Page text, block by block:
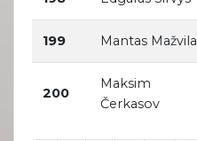
199 Mantas Mažvila
200
Maksim
Čerkasov